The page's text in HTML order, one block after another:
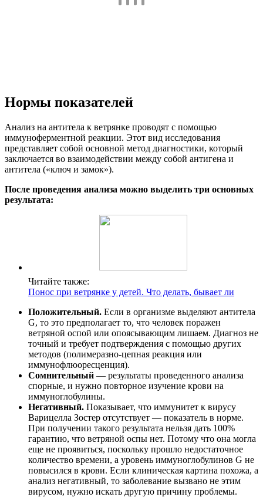
Нормы показателей
Анализ на антитела к ветрянке проводят с помощью
иммуноферментной реакции. Этот вид исследования
представляет собой основной метод диагностики, который
заключается во взаимодействии между собой антигена и
антитела («ключ и замок»).
После проведения анализа можно выделить три основных
результата:
Читайте также:
Понос при ветрянке у детей. Что делать, бывает ли
Положительный. Если в организме выделяют антитела
G, то это предполагает то, что человек поражен
ветряной оспой или опоясывающим лишаем. Диагноз не
точный и требует подтверждения с помощью других
методов (полимеразно-цепная реакция или
иммунофлюоресценция).
Сомнительный — результаты проведенного анализа
спорные, и нужно повторное изучение крови на
иммуноглобулины.
Негативный. Показывает, что иммунитет к вирусу
Варицелла Зостер отсутствует — показатель в норме.
При получении такого результата нельзя дать 100%
гарантию, что ветряной оспы нет. Потому что она могла
еще не проявиться, поскольку прошло недостаточное
количество времени, а уровень иммуноглобулинов G не
повысился в крови. Если клиническая картина похожа, а
анализ негативный, то заболевание вызвано не этим
вирусом, нужно искать другую причину проблемы.